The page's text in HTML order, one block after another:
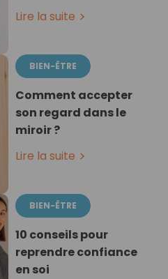
Lire la suite
BIEN-ÊTRE
Comment accepter
son regard dans le
miroir ?
Lire la suite
BIEN-ÊTRE
10 conseils pour
reprendre confiance
en soi